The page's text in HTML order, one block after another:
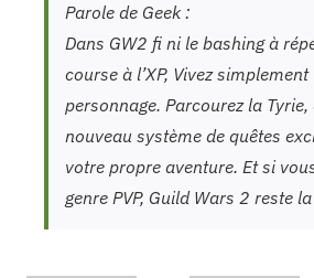
Parole de Geek :
Dans GW2 fi ni le bashing à
course à l’XP, Vivez
personnage. Parcourez la Tyrie,
nouveau système de quêtes
votre propre aventure. Et si
genre PVP, Guild Wars 2 reste